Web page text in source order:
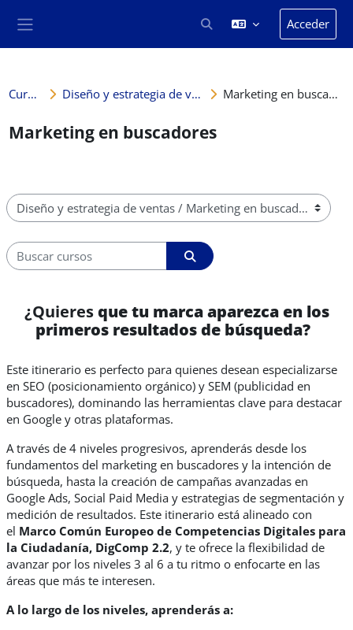
Selector de búsqueda de
Acceder
Cursos Diseño y estrategia de ventas Marketing en buscadores
Marketing en buscadores
Categorías
Buscar cursos
Buscar cursos
¿Quieresque tu marca aparezca en los
primeros resultados de búsqueda?
Este itinerario es perfecto para quienes desean especializarse
en SEO (posicionamiento orgánico) y SEM (publicidad en
buscadores), dominando las herramientas clave para destacar
en Google y otras plataformas.
A través de 4 niveles progresivos, aprenderás desde los
fundamentos del marketing en buscadores y la intención de
búsqueda, hasta la creación de campañas avanzadas en
Google Ads, Social Paid Media y estrategias de segmentación y
medición de resultados. Este itinerario está alineado con
el Marco Común Europeo de Competencias Digitales para
la Ciudadanía, DigComp 2.2, y te ofrece la flexibilidad de
avanzar por los niveles 3 al 6 a tu ritmo o enfocarte en las
áreas que más te interesen.
A lo largo de los niveles, aprenderás a: